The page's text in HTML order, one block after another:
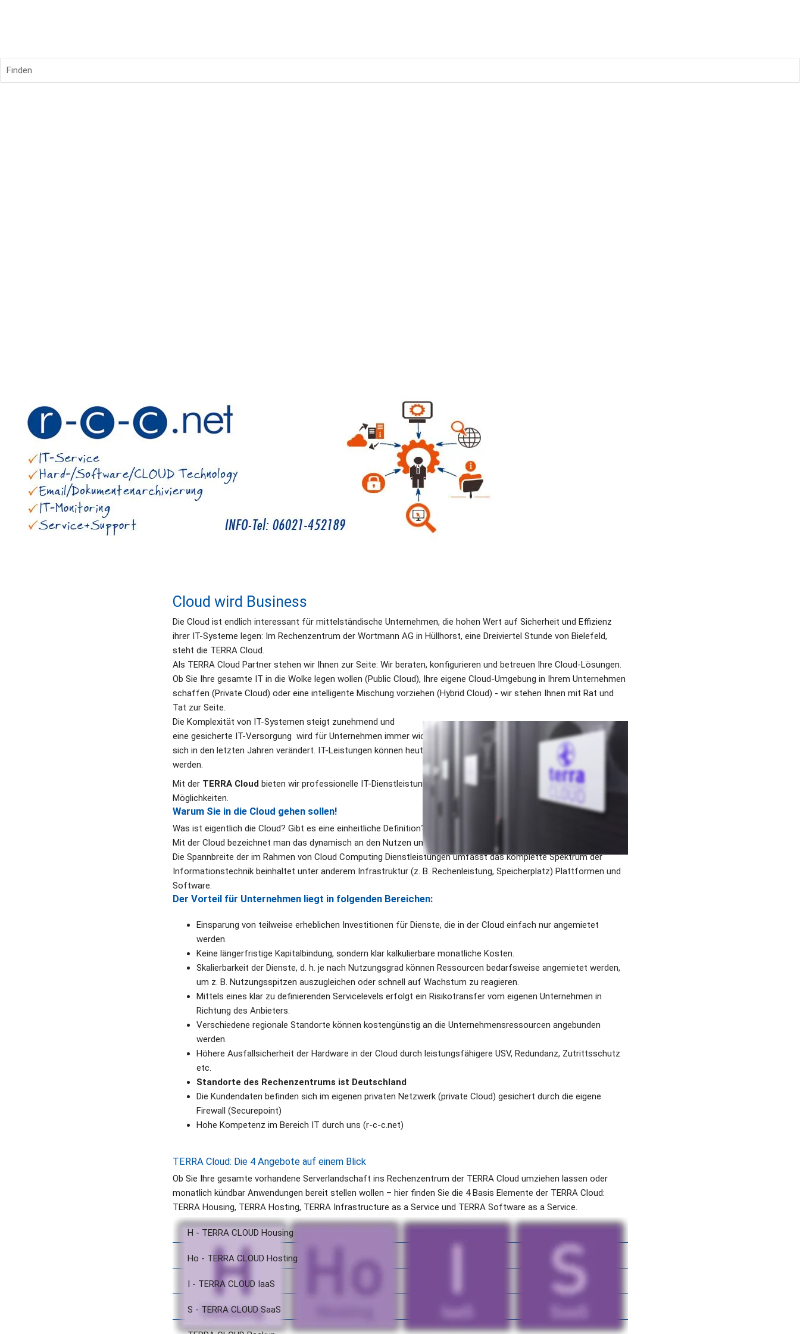
Finden
Cloud wird Business
Die Cloud ist endlich interessant für mittelständische Unternehmen, die hohen Wert auf Sicherheit und Effizienz
ihrer IT-Systeme legen: Im Rechenzentrum der Wortmann AG in Hüllhorst, eine Dreiviertel Stunde von Bielefeld,
steht die TERRA Cloud.
Als TERRA Cloud Partner stehen wir Ihnen zur Seite: Wir beraten, konfigurieren und betreuen Ihre Cloud-Lösungen.
Ob Sie Ihre gesamte IT in die Wolke legen wollen (Public Cloud), Ihre eigene Cloud-Umgebung in Ihrem Unternehmen
schaffen (Private Cloud) oder eine intelligente Mischung vorziehen (Hybrid Cloud) - wir stehen Ihnen mit Rat und
Tat zur Seite.
Die Komplexität von IT-Systemen steigt zunehmend und
eine gesicherte IT-Versorgung  wird für Unternehmen immer wichtiger. Die Netzinfrastruktur der IT-Versorgung hat
sich in den letzten Jahren verändert. IT-Leistungen können heute kostengünstig und bedarfsgerecht angeboten
werden.
Mit der TERRA Cloud bieten wir professionelle IT-Dienstleistungen aus der Wolke – in allen technischen
Möglichkeiten.
Warum Sie in die Cloud gehen sollen!
Was ist eigentlich die Cloud? Gibt es eine einheitliche Definition?
Mit der Cloud bezeichnet man das dynamisch an den Nutzen und Abrechnen von IT-Dienstleistungen über ein Netz.
Die Spannbreite der im Rahmen von Cloud Computing Dienstleistungen umfasst das komplette Spektrum der
Informationstechnik beinhaltet unter anderem Infrastruktur (z. B. Rechenleistung, Speicherplatz) Plattformen und
Software.
Der Vorteil für Unternehmen liegt in folgenden Bereichen:
Einsparung von teilweise erheblichen Investitionen für Dienste, die in der Cloud einfach nur angemietet
werden.
Keine längerfristige Kapitalbindung, sondern klar kalkulierbare monatliche Kosten.
Skalierbarkeit der Dienste, d. h. je nach Nutzungsgrad können Ressourcen bedarfsweise angemietet werden,
um z. B. Nutzungsspitzen auszugleichen oder schnell auf Wachstum zu reagieren.
Mittels eines klar zu definierenden Servicelevels erfolgt ein Risikotransfer vom eigenen Unternehmen in
Richtung des Anbieters.
Verschiedene regionale Standorte können kostengünstig an die Unternehmensressourcen angebunden
werden.
Höhere Ausfallsicherheit der Hardware in der Cloud durch leistungsfähigere USV, Redundanz, Zutrittsschutz
etc.
Standorte des Rechenzentrums ist Deutschland
Die Kundendaten befinden sich im eigenen privaten Netzwerk (private Cloud) gesichert durch die eigene
Firewall (Securepoint)
Hohe Kompetenz im Bereich IT durch uns (r-c-c.net)
TERRA Cloud: Die 4 Angebote auf einem Blick
Ob Sie Ihre gesamte vorhandene Serverlandschaft ins Rechenzentrum der TERRA Cloud umziehen lassen oder
monatlich kündbar Anwendungen bereit stellen wollen – hier finden Sie die 4 Basis Elemente der TERRA Cloud:
TERRA Housing, TERRA Hosting, TERRA Infrastructure as a Service und TERRA Software as a Service.
H - TERRA CLOUD Housing
Ho - TERRA CLOUD Hosting
I - TERRA CLOUD IaaS
S - TERRA CLOUD SaaS